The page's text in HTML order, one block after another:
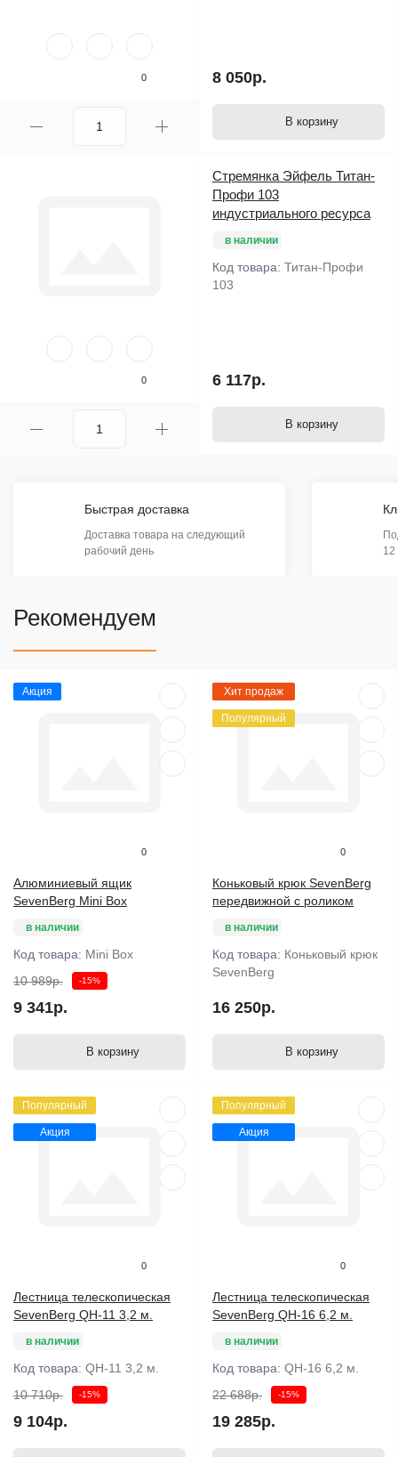
0 8 050р.
В корзину
0
Стремянка Эйфель Титан-
Профи 103
индустриального ресурса
в наличии
Код товара: Титан-Профи
103
6 117р.
В корзину
Быстрая доставка
Доставка товара на следующий
рабочий день
12
Рекомендуем
Акция
0
Алюминиевый ящик
SevenBerg Mini Box
в наличии
Код товара: Mini Box
10 989р.
-15%
9 341р.
В корзину
Хит продаж
Популярный
0
Коньковый крюк SevenBerg
передвижной с роликом
в наличии
Код товара: Коньковый крюк
SevenBerg
16 250р.
В корзину
Популярный
Акция
0
Лестница телескопическая
SevenBerg QH-11 3,2 м.
в наличии
Код товара: QH-11 3,2 м.
10 710р.
-15%
9 104р.
Популярный
Акция
0
Лестница телескопическая
SevenBerg QH-16 6,2 м.
в наличии
Код товара: QH-16 6,2 м.
22 688р.
-15%
19 285р.